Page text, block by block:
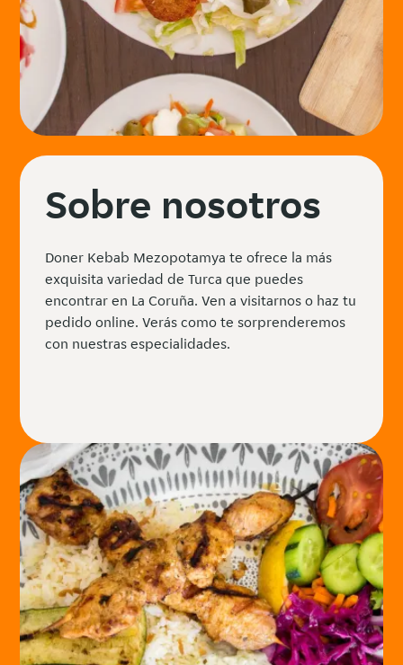
Sobre nosotros
Doner Kebab Mezopotamya te ofrece la más
exquisita variedad de Turca que puedes
encontrar en La Coruña. Ven a visitarnos o haz tu
pedido online. Verás como te sorprenderemos
con nuestras especialidades.